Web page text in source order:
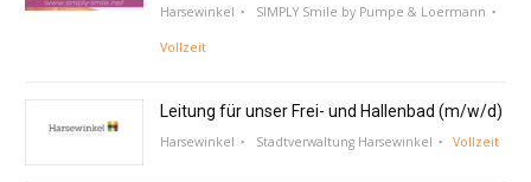
Harsewinkel SIMPLY Smile by Pumpe & Loermann
Vollzeit
Leitung für unser Frei- und Hallenbad (m/w/d)
Harsewinkel Stadtverwaltung Harsewinkel Vollzeit